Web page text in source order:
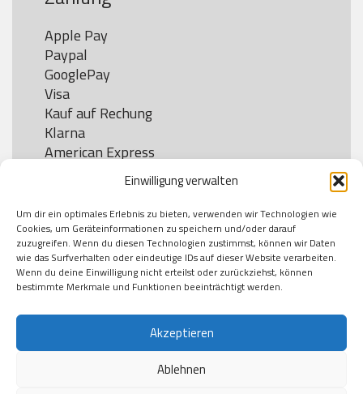
Einwilligung verwalten
Um dir ein optimales Erlebnis zu bieten, verwenden wir Technologien wie
Cookies, um Geräteinformationen zu speichern und/oder darauf
zuzugreifen. Wenn du diesen Technologien zustimmst, können wir Daten
wie das Surfverhalten oder eindeutige IDs auf dieser Website verarbeiten.
Wenn du deine Einwilligung nicht erteilst oder zurückziehst, können
bestimmte Merkmale und Funktionen beeinträchtigt werden.
Akzeptieren
Ablehnen
Apple Pay
Paypal
GooglePay
Visa
Kauf auf Rechung
Klarna
American Express
Versand
DHL
Klimaneutral